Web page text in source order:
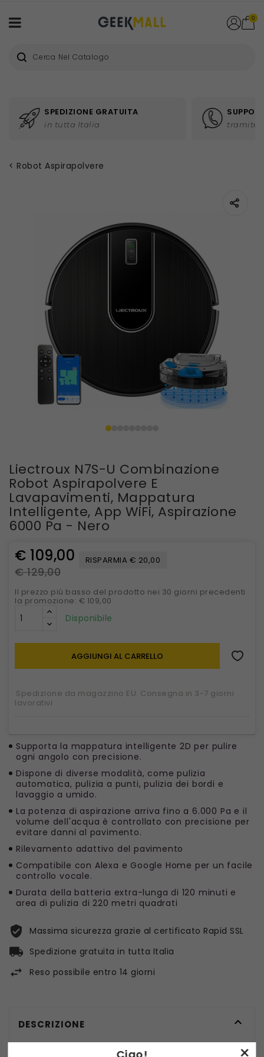
0
SPEDIZIONE GRATUITA
in tutta Italia tramite
Robot Aspirapolvere
Liectroux N7S-U Combinazione
Robot Aspirapolvere E
Lavapavimenti, Mappatura
Intelligente, App WiFi, Aspirazione
6000 Pa - Nero
€ 109,00
€ 129,00
RISPARMIA € 20,00
Il prezzo più basso del prodotto nei 30 giorni precedenti
la promozione: € 109,00
Disponibile
AGGIUNGI AL CARRELLO
Spedizione da magazzino EU. Consegna in 3-7 giorni
lavorativi
Supporta la mappatura intelligente 2D per pulire
ogni angolo con precisione.
Dispone di diverse modalità, come pulizia
automatica, pulizia a punti, pulizia dei bordi e
lavaggio a umido.
La potenza di aspirazione arriva fino a 6.000 Pa e il
volume dell'acqua è controllato con precisione per
evitare danni al pavimento.
Rilevamento adattivo del pavimento
Compatibile con Alexa e Google Home per un facile
controllo vocale.
Durata della batteria extra-lunga di 120 minuti e
area di pulizia di 220 metri quadrati
Massima sicurezza grazie al certificato Rapid SSL
Spedizione gratuita in tutta Italia
Reso possibile entro 14 giorni
DESCRIZIONE 